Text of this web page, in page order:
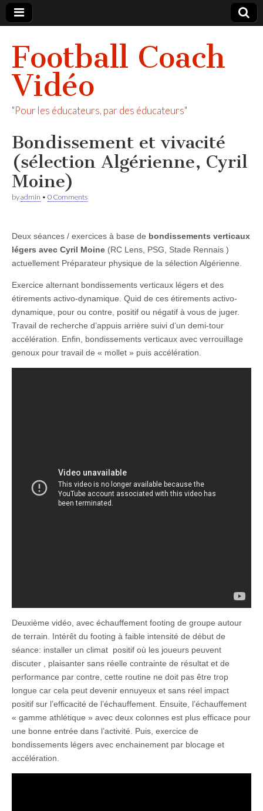
Football Coach
Vidéo
"Pour les éducateurs, par des éducateurs"
Bondissement et vivacité
(sélection Algérienne, Cyril
Moine)
byadmin • 0 Comments
Deux séances / exercices à base de bondissements verticaux
légers avec Cyril Moine (RC Lens, PSG, Stade Rennais )
actuellement Préparateur physique de la sélection Algérienne.
Exercice alternant bondissements verticaux légers et des
étirements activo-dynamique. Quid de ces étirements activo-
dynamique, pour ou contre, positif ou négatif à vous de juger.
Travail de recherche d’appuis arrière suivi d’un demi-tour
accélération. Enfin, bondissements verticaux avec verrouillage
genoux pour travail de « mollet » puis accélération.
Deuxième vidéo, avec échauffement footing de groupe autour
de terrain. Intérêt du footing à faible intensité de début de
séance: installer un climat positif où les joueurs peuvent
discuter , plaisanter sans réelle contrainte de résultat et de
performance par contre, cette routine ne doit pas être trop
longue car cela peut devenir ennuyeux et sans réel impact
positif sur l’efficacité de l’échauffement. Ensuite, l’échauffement
« gamme athlétique » avec deux colonnes est plus efficace pour
une bonne entrée dans l’activité. Puis, exercice de
bondissements légers avec enchainement par blocage et
accélération.